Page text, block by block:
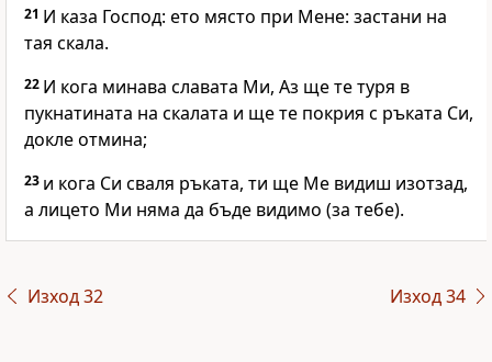
21 И каза Господ: ето място при Мене: застани на
тая скала.
22 И кога минава славата Ми, Аз ще те туря в
пукнатината на скалата и ще те покрия с ръката Си,
докле отмина;
23 и кога Си сваля ръката, ти ще Ме видиш изотзад,
а лицето Ми няма да бъде видимо (за тебе).
Изход 32 Изход 34